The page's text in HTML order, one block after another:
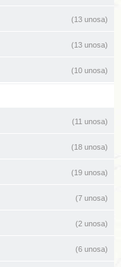
(13 unosa)
(13 unosa)
(10 unosa)
(11 unosa)
(18 unosa)
(19 unosa)
(7 unosa)
(2 unosa)
(6 unosa)